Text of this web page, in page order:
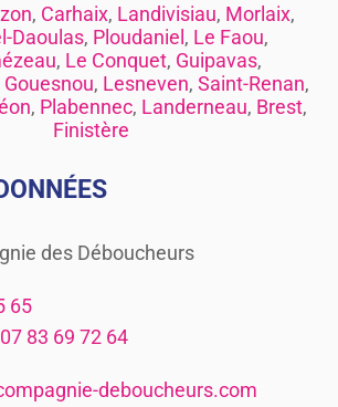
, Carhaix, Landivisiau, Morlaix,
Daoulas, Ploudaniel, Le Faou,
, Le Conquet, Guipavas,
Gouesnou, Lesneven, Saint-Renan,
, Plabennec, Landerneau, Brest,
Finistère
des Déboucheurs
65
07 83 69 72 64
deboucheurs.com